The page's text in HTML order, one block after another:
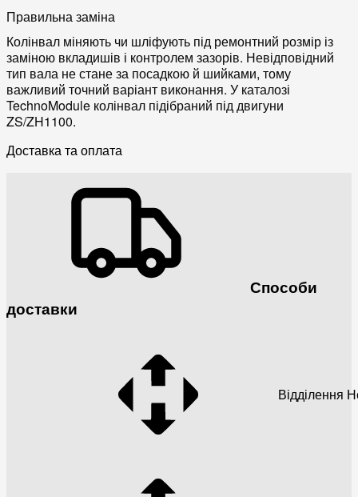
Правильна заміна
Колінвал міняють чи шліфують під ремонтний розмір із
заміною вкладишів і контролем зазорів. Невідповідний
тип вала не стане за посадкою й шийками, тому
важливий точний варіант виконання. У каталозі
TechnoModule колінвал підібраний під двигуни
ZS/ZH1100.
Доставка та оплата
Способи
доставки
Відділення